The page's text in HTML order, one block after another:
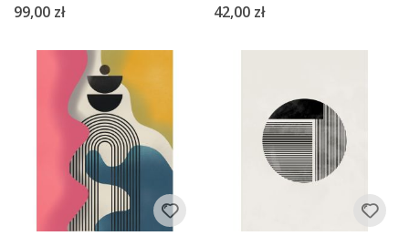
99,00 zł
42,00 zł